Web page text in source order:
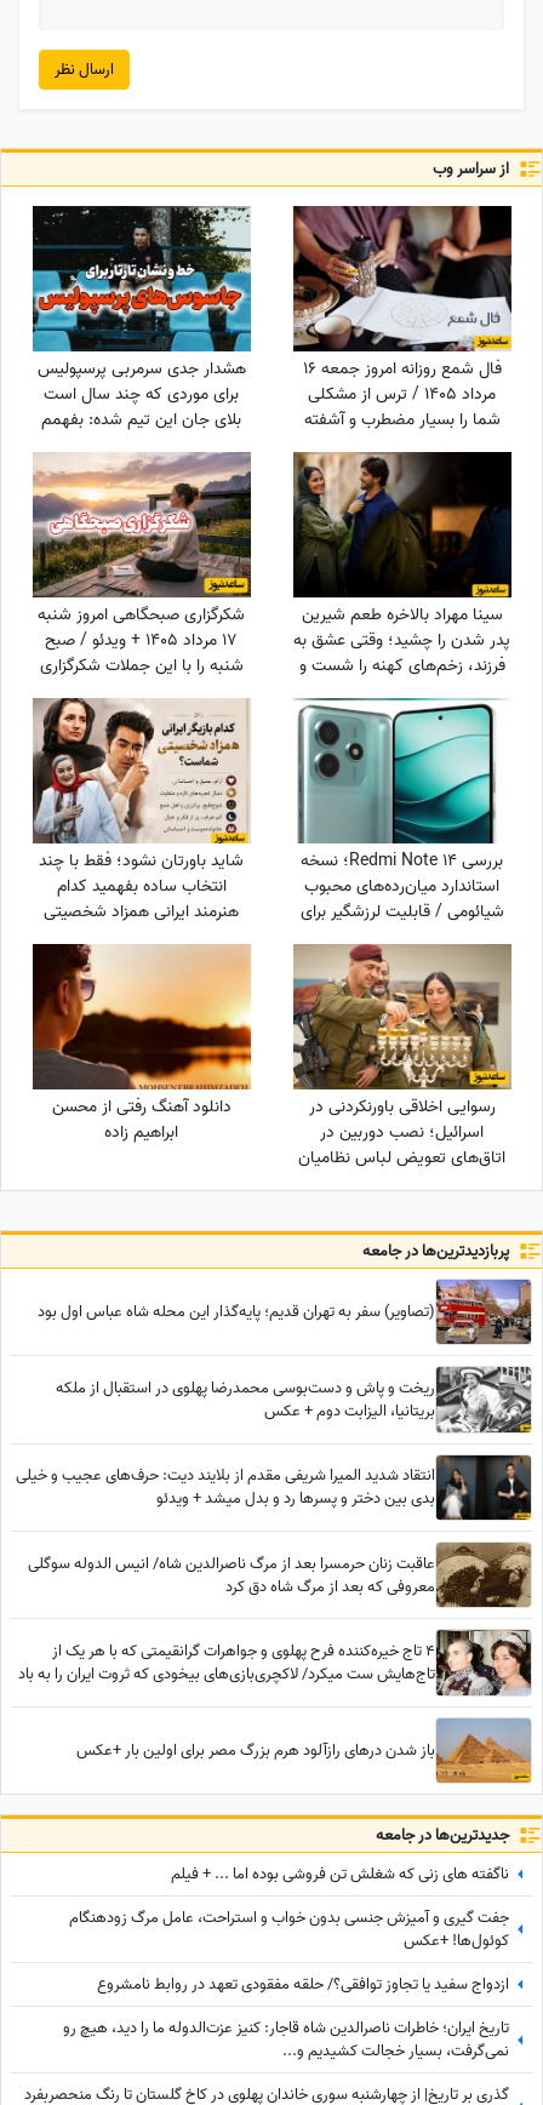
ارسال نظر
از سراسر وب
فال شمع روزانه امروز جمعه 16
مرداد 1405 / ترس از مشکلی
شما را بسیار مضطرب و آشفته
می‌کند، اما شما
هشدار جدی سرمربی پرسپولیس
برای موردی که چند سال است
بلای جان این تیم شده: بفهمم
برخورد جدی می‌کنم
سینا مهراد بالاخره طعم شیرین
پدر شدن را چشید؛ وقتی عشق به
فرزند، زخم‌های کهنه را شست و
در نهایت همان چیزی نصیبش
شد که مردها از زندگی
می‌خواهند!
شکرگزاری صبحگاهی امروز شنبه
17 مرداد 1405 + ویدئو / صبح
شنبه را با این جملات شکرگزاری
آغاز کن؛ شاید امروز بهترین خبر
در انتظارت باشد
بررسی Redmi Note 14؛ نسخه
استاندارد میان‌رده‌های محبوب
شیائومی / قابلیت لرزشگیر برای
دوربین اصلی شیائومی
شاید باورتان نشود؛ فقط با چند
انتخاب ساده بفهمید کدام
هنرمند ایرانی همزاد شخصیتی
شماست! از شوخ‌طبعی نعیمه
نظام‌دوست تا احساسات عمیق
شهاب حسینی؛ شما شبیه
کدام‌یک هستید؟
رسوایی اخلاقی باورنکردنی در
اسرائیل؛ نصب دوربین در
اتاق‌های تعویض لباس نظامیان
زن و سرویس‌های بهداشتی آنان!
دانلود آهنگ رفتی از محسن
ابراهیم زاده
پربازدید‌ترین‌ها در جامعه
(تصاویر) سفر به تهران قدیم؛ پایه‌گذار این محله شاه عباس اول بود
ریخت و پاش و دست‌بوسی محمدرضا پهلوی در استقبال از ملکه
بریتانیا، الیزابت دوم + عکس
انتقاد شدید المیرا شریفی مقدم از بلایند دیت: حرف‌های عجیب و خیلی
بدی بین دختر و پسرها رد و بدل میشد + ویدئو
عاقبت زنان حرمسرا بعد از مرگ ناصرالدین شاه/ انیس الدوله سوگلی
معروفی که بعد از مرگ شاه دق کرد
4 تاج خیره‌کننده فرح پهلوی و جواهرات گرانقیمتی که با هر یک از
تاج‌هایش ست میکرد/ لاکچری‌بازی‌های بیخودی که ثروت ایران را به باد
باز شدن درهای رازآلود هرم بزرگ مصر برای اولین بار +عکس
جدید‌ترین‌ها در جامعه
ناگفته های زنی که شغلش تن فروشی بوده اما ... + فیلم
جفت گیری و آمیزش جنسی بدون خواب و استراحت، عامل مرگ زودهنگام
کوئول‌ها! +عکس
ازدواج سفید یا تجاوز توافقی؟/ حلقه مفقودی تعهد در روابط نامشروع
تاریخ ایران؛ خاطرات ناصرالدین شاه قاجار: کنیز عزت‌الدوله ما را دید، هیچ رو
نمی‌گرفت، بسیار خجالت کشیدیم و...
گذری بر تاریخ| از چهارشنبه سوری خاندان پهلوی در کاخ گلستان تا رنگ منحصربفرد